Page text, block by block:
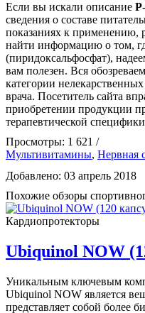
Если вы искали описание
сведения о составе
показаниях к применению,
найти информацию о том,
(пиридоксальфосфат),
вам полезен. Вся
категории
врача. Посетитель сайта
приобретении продукции
терапевтической
Просмотры: 1 621 /
Мультивитамины, Нервная
Добавлено: 03 апрель 2018
Похожие обзоры
Кардиопротекторы
Ubiquinol NOW
Уникальным ключевым
Ubiquinol NOW является
представляет собой более